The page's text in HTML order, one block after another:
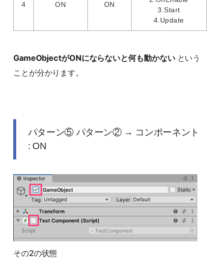
4 ON ON
3.Start
4.Update
GameObjectがONにならないと何も動かないという
ことが分かります。
パターン⑤ パターン② → コンポーネント
: ON
その2の状態